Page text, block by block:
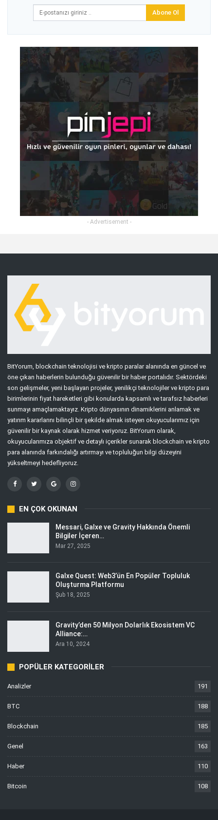
Abone Ol
- Advertisement -
BitYorum, blockchain teknolojisi ve kripto paralar alanında en güncel ve
öne çıkan haberlerin bulunduğu güvenilir bir haber portalıdır. Sektördeki
son gelişmeler, yeni başlayan projeler, yenilikçi teknolojiler ve kripto para
birimlerinin fiyat hareketleri gibi konularda kapsamlı ve tarafsız haberleri
sunmayı amaçlamaktayız. Kripto dünyasının dinamiklerini anlamak ve
yatırım kararlarını bilinçli bir şekilde almak isteyen okuyucularımız için
güvenilir bir kaynak olarak hizmet veriyoruz. BitYorum olarak,
okuyucularımıza objektif ve detaylı içerikler sunarak blockchain ve kripto
para alanında farkındalığı artırmayı ve topluluğun bilgi düzeyini
yükseltmeyi hedefliyoruz.
EN ÇOK OKUNAN
Messari, Galxe ve Gravity Hakkında Önemli
Bilgiler İçeren…
Mar 27, 2025
Galxe Quest: Web3’ün En Popüler Topluluk
Oluşturma Platformu
Şub 18, 2025
Gravity’den 50 Milyon Dolarlık Ekosistem VC
Alliance:…
Ara 10, 2024
POPÜLER KATEGORILER
Analizler 191
BTC 188
Blockchain 185
Genel 163
Haber 110
Bitcoin 108